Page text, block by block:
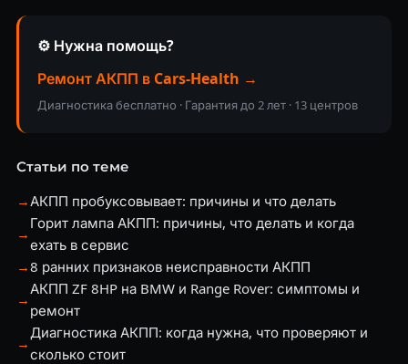
⚙️ Нужна помощь?
Ремонт АКПП в Cars-Health →
Диагностика бесплатно · Гарантия до 2 лет · 13 центров
Статьи по теме
→АКПП пробуксовывает: причины и что делать
→
Горит лампа АКПП: причины, что делать и когда
ехать в сервис
→8 ранних признаков неисправности АКПП
→
АКПП ZF 8HP на BMW и Range Rover: симптомы и
ремонт
→
Диагностика АКПП: когда нужна, что проверяют и
сколько стоит